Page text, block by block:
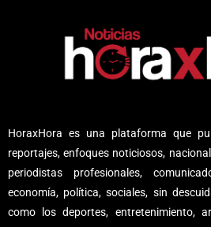
HoraxHora es una plataforma que
reportajes, enfoques noticiosos,
periodistas profesionales,
economía, política, sociales, sin
como los deportes, entretenimiento,